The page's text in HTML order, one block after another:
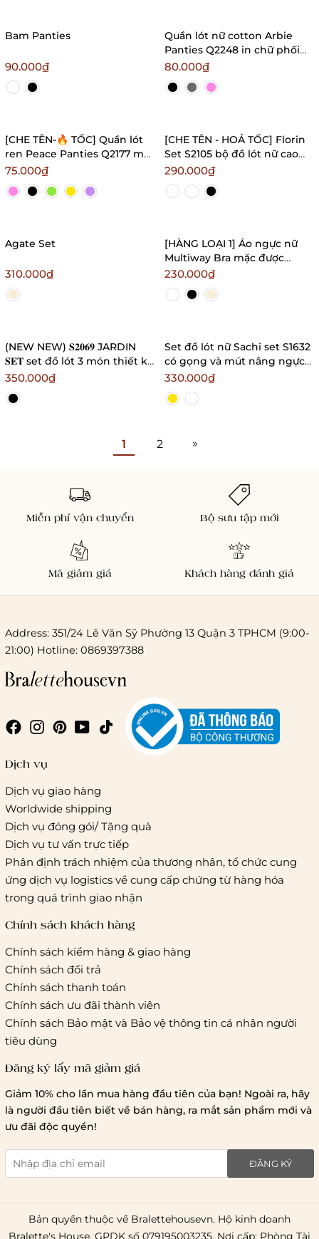
Bam Panties
90.000₫
Quần lót nữ cotton Arbie
Panties Q2248 in chữ phối
dây thấm hút tốt
Bralettehousevn
80.000₫
[CHE TÊN-🔥 TỐC] Quần lót
ren Peace Panties Q2177 mới
lạ có đai chữ
Bralettehousevn
75.000₫
[CHE TÊN - HOẢ TỐC] Florin
Set S2105 bộ đồ lót nữ cao
cấp nữ tính có mút nâng
phối ren Bralettehousevn
290.000₫
Agate Set
310.000₫
[HÀNG LOẠI 1] Áo ngực nữ
Multiway Bra mặc được
nhiều kiểu cao cấp nhất
kèm dây phối áo hở lưng
khoét sâu Bralettehousevn
230.000₫
(NEW NEW) 𝐒𝟐𝟎𝟔𝟗 JARDIN
𝐒𝐄𝐓 set đồ lót 3 món thiết kế
cao cấp cho nữ
Bralettehousevn
350.000₫
Set đồ lót nữ Sachi set S1632
có gọng và mút nâng ngực
phối ren dáng cúp ngang
Bralettehousevn
330.000₫
1 2 »
Miễn phí vận chuyển Bộ sưu tập mới
Mã giảm giá Khách hàng đánh giá
Address: 351/24 Lê Văn Sỹ Phường 13 Quận 3 TPHCM (9:00-
21:00) Hotline: 0869397388
Dịch vụ
Dịch vụ giao hàng
Worldwide shipping
Dịch vụ đóng gói/ Tặng quà
Dịch vụ tư vấn trực tiếp
Phân định trách nhiệm của thương nhân, tổ chức cung
ứng dịch vụ logistics về cung cấp chứng từ hàng hóa
trong quá trình giao nhận
Chính sách khách hàng
Chính sách kiểm hàng & giao hàng
Chính sách đổi trả
Chính sách thanh toán
Chính sách ưu đãi thành viên
Chính sách Bảo mật và Bảo vệ thông tin cá nhân người
tiêu dùng
Đăng ký lấy mã giảm giá
Giảm 10% cho lần mua hàng đầu tiên của bạn! Ngoài ra, hãy
là người đầu tiên biết về bán hàng, ra mắt sản phẩm mới và
ưu đãi độc quyền!
ĐĂNG KÝ
Bản quyền thuộc về Bralettehousevn. Hộ kinh doanh
Bralette's House. GPDK số 079195003235. Nơi cấp: Phòng Tài